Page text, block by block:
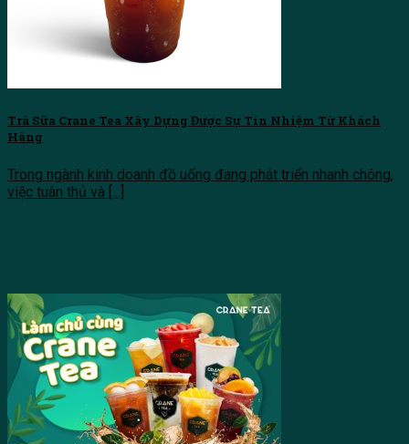
Trà Sữa Crane Tea Xây Dựng Được Sự Tín Nhiệm Từ Khách
Hàng
Trong ngành kinh doanh đồ uống đang phát triển nhanh chóng,
việc tuân thủ và [...]